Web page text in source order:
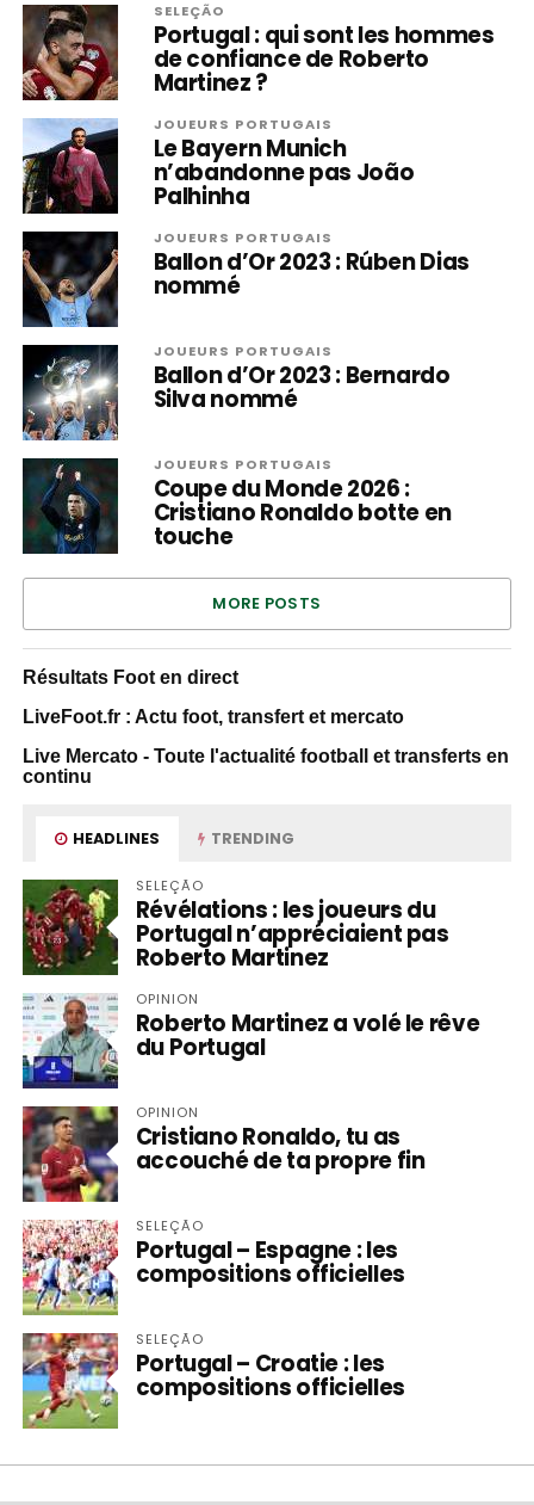
SELEÇÃO
Portugal : qui sont les hommes
de confiance de Roberto
Martinez ?
JOUEURS PORTUGAIS
Le Bayern Munich
n’abandonne pas João
Palhinha
JOUEURS PORTUGAIS
Ballon d’Or 2023 : Rúben Dias
nommé
JOUEURS PORTUGAIS
Ballon d’Or 2023 : Bernardo
Silva nommé
JOUEURS PORTUGAIS
Coupe du Monde 2026 :
Cristiano Ronaldo botte en
touche
MORE POSTS
Résultats Foot en direct
LiveFoot.fr : Actu foot, transfert et mercato
Live Mercato - Toute l'actualité football et transferts en
continu
HEADLINES TRENDING
SELEÇÃO
Révélations : les joueurs du
Portugal n’appréciaient pas
Roberto Martinez
OPINION
Roberto Martinez a volé le rêve
du Portugal
OPINION
Cristiano Ronaldo, tu as
accouché de ta propre fin
SELEÇÃO
Portugal – Espagne : les
compositions officielles
SELEÇÃO
Portugal – Croatie : les
compositions officielles